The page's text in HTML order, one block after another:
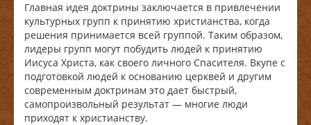
Главная идея доктрины заключается в привлечении
культурных групп к принятию христианства, когда
решения принимается всей группой. Таким образом,
лидеры групп могут побудить людей к принятию
Иисуса Христа, как своего личного Спасителя. Вкупе с
подготовкой людей к основанию церквей и другим
современным доктринам это дает быстрый,
самопроизвольный результат — многие люди
приходят к христианству.